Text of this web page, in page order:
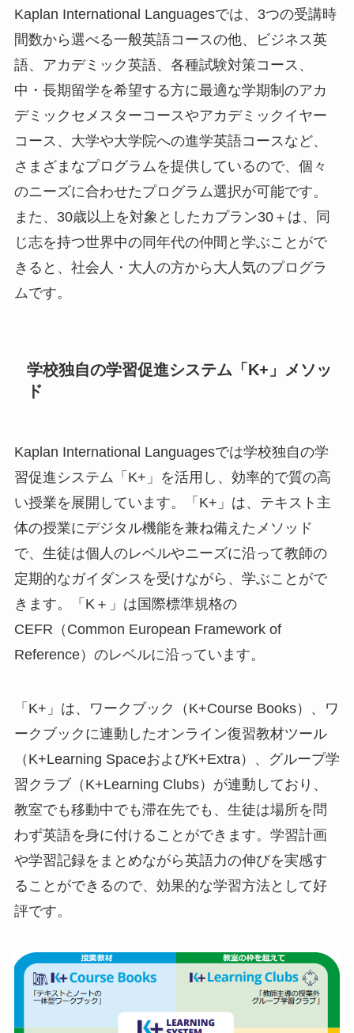
Kaplan International Languagesでは、3つの受講時
間数から選べる一般英語コースの他、ビジネス英
語、アカデミック英語、各種試験対策コース、
中・長期留学を希望する方に最適な学期制のアカ
デミックセメスターコースやアカデミックイヤー
コース、大学や大学院への進学英語コースなど、
さまざまなプログラムを提供しているので、個々
のニーズに合わせたプログラム選択が可能です。
また、30歳以上を対象としたカプラン30＋は、同
じ志を持つ世界中の同年代の仲間と学ぶことがで
きると、社会人・大人の方から大人気のプログラ
ムです。
学校独自の学習促進システム「K+」メソッ
ド
Kaplan International Languagesでは学校独自の学
習促進システム「K+」を活用し、効率的で質の高
い授業を展開しています。「K+」は、テキスト主
体の授業にデジタル機能を兼ね備えたメソッド
で、生徒は個人のレベルやニーズに沿って教師の
定期的なガイダンスを受けながら、学ぶことがで
きます。「K＋」は国際標準規格の
CEFR（Common European Framework of
Reference）のレベルに沿っています。
「K+」は、ワークブック（K+Course Books）、ワ
ークブックに連動したオンライン復習教材ツール
（K+Learning SpaceおよびK+Extra）、グループ学
習クラブ（K+Learning Clubs）が連動しており、
教室でも移動中でも滞在先でも、生徒は場所を問
わず英語を身に付けることができます。学習計画
や学習記録をまとめながら英語力の伸びを実感す
ることができるので、効果的な学習方法として好
評です。